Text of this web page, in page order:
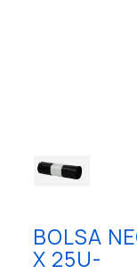
BOLSA
X 25U-